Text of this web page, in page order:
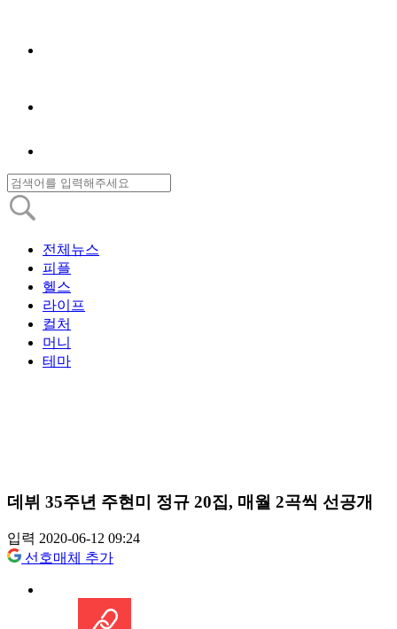
전체뉴스
피플
헬스
라이프
컬처
머니
테마
데뷔 35주년 주현미 정규 20집, 매월 2곡씩 선공개
입력 2020-06-12 09:24
선호매체 추가